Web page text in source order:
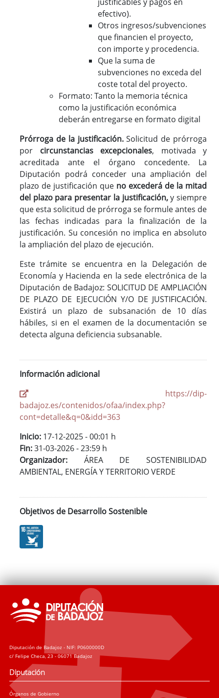
efectivo).
Otros ingresos/subvenciones
que financien el proyecto,
con importe y procedencia.
Que la suma de
subvenciones no exceda del
coste total del proyecto.
Formato: Tanto la memoria técnica
como la justificación económica
deberán entregarse en formato digital
Prórroga de la justificación.Solicitud de prórroga
por circunstancias excepcionales, motivada y
acreditada ante el órgano concedente. La
Diputación podrá conceder una ampliación del
plazo de justificación que no excederá de la mitad
del plazo para presentar la justificación,y siempre
que esta solicitud de prórroga se formule antes de
las fechas indicadas para la finalización de la
justificación. Su concesión no implica en absoluto
la ampliación del plazo de ejecución.
Este trámite se encuentra en la Delegación de
Economía y Hacienda en la sede electrónica de la
Diputación de Badajoz: SOLICITUD DE AMPLIACIÓN
DE PLAZO DE EJECUCIÓN Y/O DE JUSTIFICACIÓN.
Existirá un plazo de subsanación de 10 días
hábiles, si en el examen de la documentación se
detecta alguna deficiencia subsanable.
Información adicional
https://dip-
badajoz.es/contenidos/ofaa/index.php?
cont=detalle&q=0&idd=363
Inicio: 17-12-2025 - 00:01 h
Fin:31-03-2026 - 23:59 h
Organizador: ÁREA DE SOSTENIBILIDAD
AMBIENTAL, ENERGÍA Y TERRITORIO VERDE
Objetivos de Desarrollo Sostenible
Diputación de Badajoz - NIF: P0600000D
c/ Felipe Checa, 23 - 06071 Badajoz
Diputación
Órganos de Gobierno